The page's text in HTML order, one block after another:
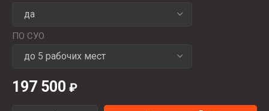
ПО СУО
197 500 ₽